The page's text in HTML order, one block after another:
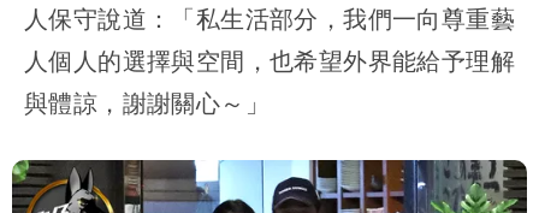
人保守說道：「私生活部分，我們一向尊重藝
人個人的選擇與空間，也希望外界能給予理解
與體諒，謝謝關心～」